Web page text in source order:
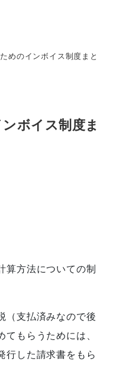
めのインボイス制度まと
ボイス制度ま
算方法についての制
（支払済みなので後
てもらうためには、
行した請求書をもら